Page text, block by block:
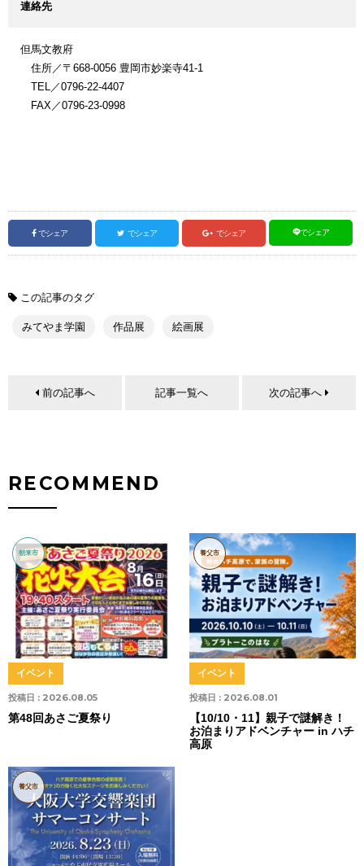
連絡先
但馬文教府
住所／〒668-0056 豊岡市妙楽寺41-1
TEL／0796-22-4407
FAX／0796-23-0998
でシェア でシェア でシェア でシェア
この記事のタグ
みてやま学園 作品展 絵画展
前の記事へ 記事一覧へ 次の記事へ
RECOMMEND
朝来市
投稿日 : 2026.08.05
イベント
第48回あさご夏祭り
養父市
投稿日 : 2026.08.01
イベント
【10/10・11】親子で謎解き！
お泊まりアドベンチャー in ハチ
高原
養父市